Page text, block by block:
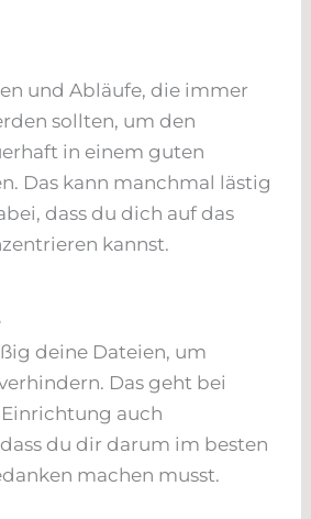
und Abläufe, die immer
sollten, um den
in einem guten
Das kann manchmal lästig
dass du dich auf das
kannst.
deine Dateien, um
Das geht bei
auch
du dir darum im besten
machen musst.